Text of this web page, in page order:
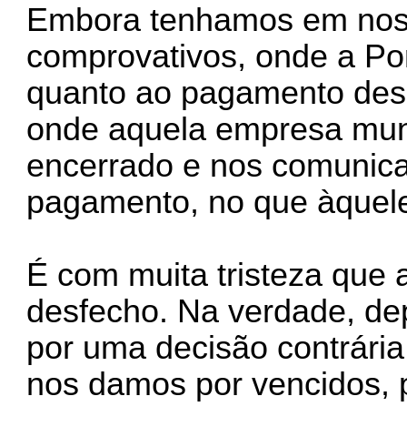
Embora tenhamos em
comprovativos, onde a
quanto ao pagamento
onde aquela empresa
encerrado e nos
pagamento, no que
É com muita tristeza que
desfecho. Na verdade,
por uma decisão
nos damos por vencidos,